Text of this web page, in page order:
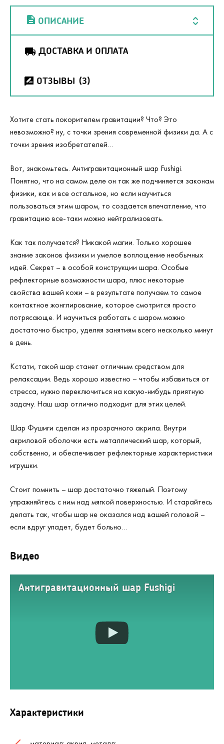
ОПИСАНИЕ
ДОСТАВКА И ОПЛАТА
ОТЗЫВЫ (3)
Хотите стать покорителем гравитации? Что? Это
невозможно? ну, с точки зрения современной физики да. А с
точки зрения изобретателей…
Вот, знакомьтесь. Антигравитационный шар Fushigi.
Понятно, что на самом деле он так же подчиняется законам
физики, как и все остальное, но если научиться
пользоваться этим шаром, то создается впечатление, что
гравитацию все-таки можно нейтрализовать.
Как так получается? Никакой магии. Только хорошее
знание законов физики и умелое воплощение необычных
идей. Секрет – в особой конструкции шара. Особые
рефлекторные возможности шара, плюс некоторые
свойства вашей кожи – в результате получаем то самое
контактное жонглирование, которое смотрится просто
потрясающе. И научиться работать с шаром можно
достаточно быстро, уделяя занятиям всего несколько минут
в день.
Кстати, такой шар станет отличным средством для
релаксации. Ведь хорошо известно – чтобы избавиться от
стресса, нужно переключиться на какую-нибудь приятную
задачу. Наш шар отлично подходит для этих целей.
Шар Фушиги сделан из прозрачного акрила. Внутри
акриловой оболочки есть металлический шар, который,
собственно, и обеспечивает рефлекторные характеристики
игрушки.
Стоит помнить – шар достаточно тяжелый. Поэтому
упражняйтесь с ним над мягкой поверхностью. И старайтесь
делать так, чтобы шар не оказался над вашей головой –
если вдруг упадет, будет больно…
Видео
Антигравитационный шар Fushigi
Характеристики